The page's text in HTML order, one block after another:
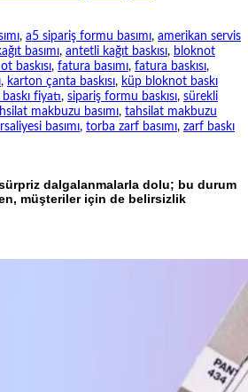
, a5 sipariş formu basımı, amerikan servis
basımı, antetli kağıt baskısı, bloknot
baskısı, fatura basımı, fatura baskısı,
, karton çanta baskısı, küp bloknot baskı
fiyatı, sipariş formu baskısı, sürekli
makbuzu basımı, tahsilat makbuzu
basımı, torba zarf basımı, zarf baskı
dalgalanmalarla dolu; bu durum
müşteriler için de belirsizlik